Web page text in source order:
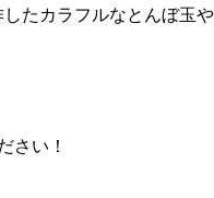
たカラフルなとんぼ玉
さい！